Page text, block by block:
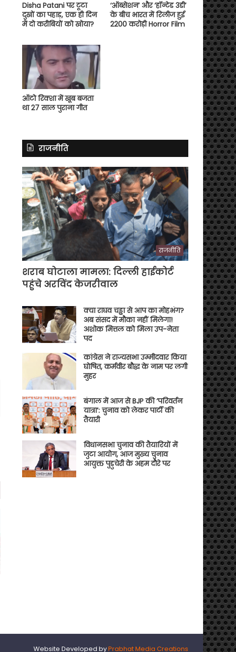
Disha Patani पर टूटा
दुखों का पहाड़, एक ही दिन
में दो करीबियों को खोया?
‘ऑब्सेशन’ और ‘हॉन्टेड 3डी’
के बीच भारत में रिलीज हुई
2200 करोड़ी Horror Film
ऑटो रिक्शा में खूब बजता
था 27 साल पुराना गीत
राजनीति
राजनीति
शराब घोटाला मामला: दिल्ली हाईकोर्ट
पहुंचे अरविंद केजरीवाल
क्या राघव चड्ढा से आप का मोहभंग?
अब संसद में मौका नहीं मिलेगा!
अशोक मित्तल को मिला उप-नेता
पद
कांग्रेस ने राज्यसभा उम्मीदवार किया
घोषित, कर्मवीर बौद्ध के नाम पर लगी
मुहर
बंगाल में आज से BJP की ‘परिवर्तन
यात्रा’: चुनाव को लेकर पार्टी की
तैयारी
विधानसभा चुनाव की तैयारियों में
जुटा आयोग, आज मुख्य चुनाव
आयुक्त पुडुचेरी के अहम दौरे पर
Website Developed byPrabhat Media Creations